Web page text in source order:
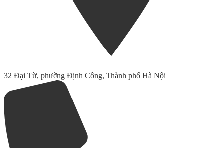
32 Đại Từ, phường Định Công, Thành phố Hà Nội